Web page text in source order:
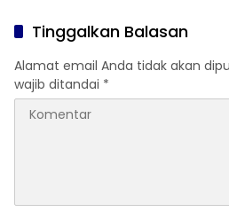
Tinggalkan Balasan
Alamat email Anda tidak akan
wajib ditandai *